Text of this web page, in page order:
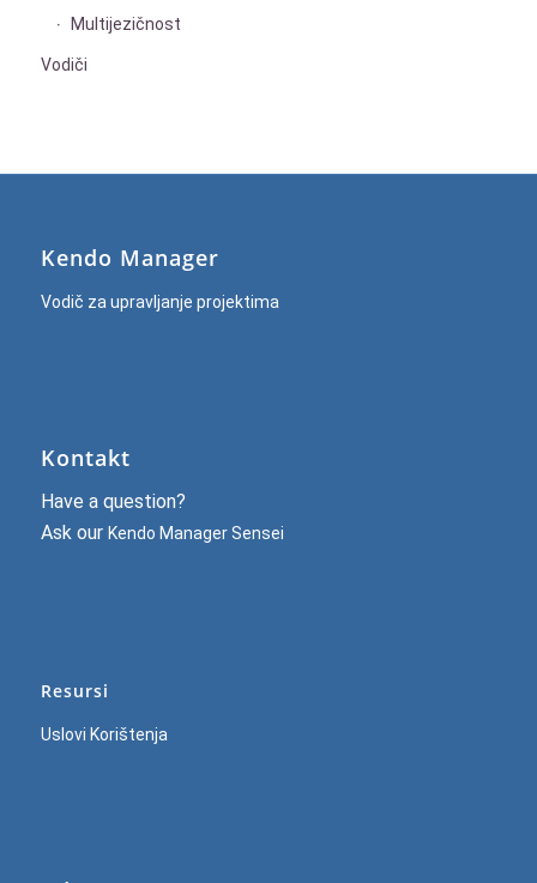
Multijezičnost
Vodiči
Kendo Manager
Vodič za upravljanje projektima
Kontakt
Have a question?
Ask our Kendo Manager Sensei
Resursi
Uslovi Korištenja